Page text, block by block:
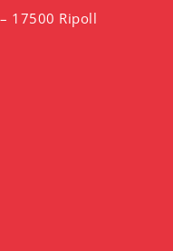
17500 Ripoll